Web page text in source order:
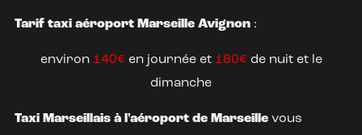
Tarif taxi aéroport Marseille Avignon:
environ 140€ en journée et 180€ de nuit et le
dimanche
Taxi Marseillais à l'aéroport de Marseillevous